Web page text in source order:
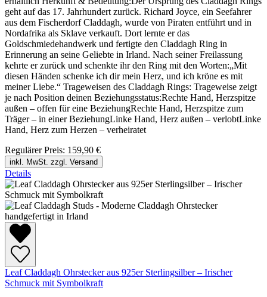
geht auf das 17. Jahrhundert zurück. Richard Joyce, ein Seefahrer
aus dem Fischerdorf Claddagh, wurde von Piraten entführt und in
Nordafrika als Sklave verkauft. Dort lernte er das
Goldschmiedehandwerk und fertigte den Claddagh Ring in
Erinnerung an seine Geliebte in Irland. Nach seiner Freilassung
kehrte er zurück und schenkte ihr den Ring mit den Worten:„Mit
diesen Händen schenke ich dir mein Herz, und ich kröne es mit
meiner Liebe.“ Trageweisen des Claddagh Rings: Trageweise zeigt
je nach Position deinen Beziehungsstatus:Rechte Hand, Herzspitze
außen – offen für eine BeziehungRechte Hand, Herzspitze zum
Träger – in einer BeziehungLinke Hand, Herz außen – verlobtLinke
Hand, Herz zum Herzen – verheiratet
Regulärer Preis: 159,90 €
inkl. MwSt. zzgl. Versand
Details
Leaf Claddagh Ohrstecker aus 925er Sterlingsilber – Irischer
Schmuck mit Symbolkraft